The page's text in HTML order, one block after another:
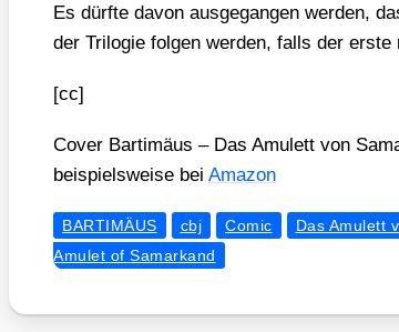
Es dürf­te davon aus­ge­gan­gen wer­den,
der Tri­lo­gie fol­gen wer­den, falls der
[cc]
Cover Bar­ti­mä­us – Das Amu­lett von
bei­spiels­wei­se bei Ama­zon
BARTIMÄUS cbj Comic Das Amulett
Amulet of Samarkand